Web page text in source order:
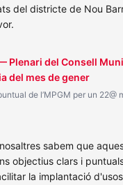
del districte de Nou
Plenari del Consell
del mes de gener
de l’MPGM per un 22@
sabem que
objectius clars i
la implantació d'usos